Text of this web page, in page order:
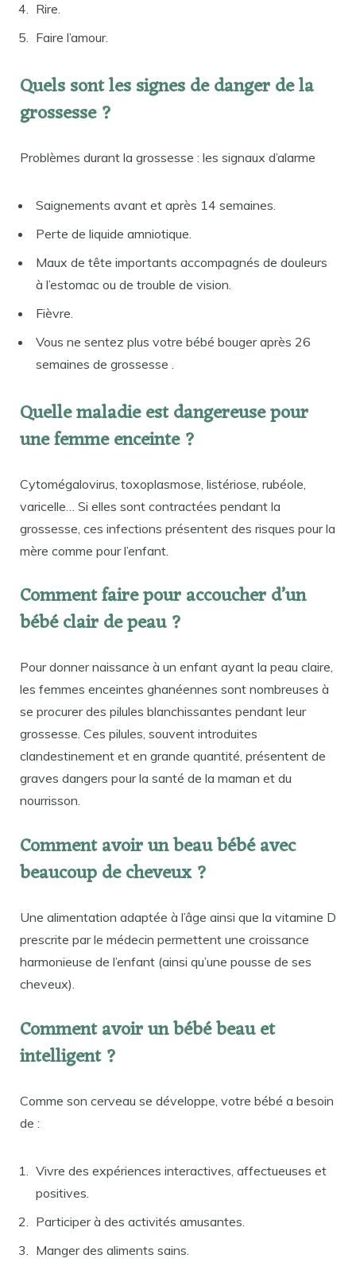
Rire.
Faire l’amour.
Quels sont les signes de danger de la
grossesse ?
Problèmes durant la grossesse : les signaux d’alarme
Saignements avant et après 14 semaines.
Perte de liquide amniotique.
Maux de tête importants accompagnés de douleurs
à l’estomac ou de trouble de vision.
Fièvre.
Vous ne sentez plus votre bébé bouger après 26
semaines de grossesse .
Quelle maladie est dangereuse pour
une femme enceinte ?
Cytomégalovirus, toxoplasmose, listériose, rubéole,
varicelle… Si elles sont contractées pendant la
grossesse, ces infections présentent des risques pour la
mère comme pour l’enfant.
Comment faire pour accoucher d’un
bébé clair de peau ?
Pour donner naissance à un enfant ayant la peau claire,
les femmes enceintes ghanéennes sont nombreuses à
se procurer des pilules blanchissantes pendant leur
grossesse. Ces pilules, souvent introduites
clandestinement et en grande quantité, présentent de
graves dangers pour la santé de la maman et du
nourrisson.
Comment avoir un beau bébé avec
beaucoup de cheveux ?
Une alimentation adaptée à l’âge ainsi que la vitamine D
prescrite par le médecin permettent une croissance
harmonieuse de l’enfant (ainsi qu’une pousse de ses
cheveux).
Comment avoir un bébé beau et
intelligent ?
Comme son cerveau se développe, votre bébé a besoin
de :
Vivre des expériences interactives, affectueuses et
positives.
Participer à des activités amusantes.
Manger des aliments sains.